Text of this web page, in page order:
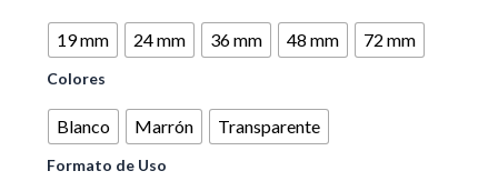
19 mm 24 mm 36 mm 48 mm 72 mm
Colores
Blanco Marrón Transparente
Formato de Uso
adhesiva
PVC
cantidad